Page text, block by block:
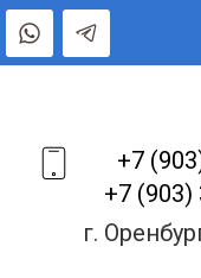
+7
+7 (903)
г.